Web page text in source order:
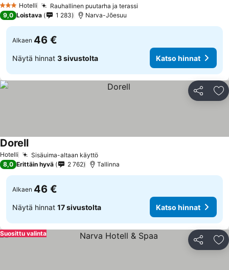
3 Tähtiluokitus
Hotelli Rauhallinen puutarha ja terassi
9,0 Loistava 1 283 Narva-Jõesuu
Alkaen 46 €
Näytä hinnat 3 sivustolta Katso hinnat
Jaa
Hotelli Sisäuima-altaan käyttö
Dorell
8,0 Erittäin hyvä 2 762 Tallinna
Alkaen 46 €
Näytä hinnat 17 sivustolta Katso hinnat
Jaa
Suosittu valinta